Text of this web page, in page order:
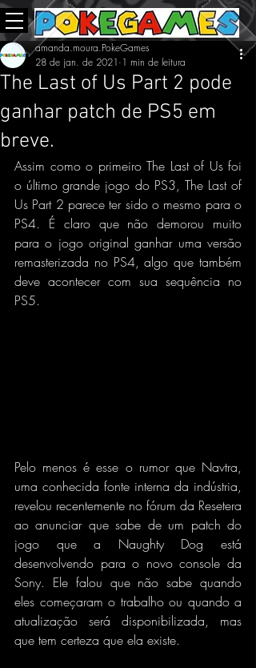
The Last of Us Part 2 pode
ganhar patch de PS5 em
breve.
amanda.moura.PokeGames
28 de jan. de 2021 1 min de leitura
Assim como o primeiro The Last of Us foi
o último grande jogo do PS3, The Last of
Us Part 2 parece ter sido o mesmo para o
PS4. É claro que não demorou muito
para o jogo original ganhar uma versão
remasterizada no PS4, algo que também
deve acontecer com sua sequência no
PS5.
Pelo menos é esse o rumor que Navtra,
uma conhecida fonte interna da indústria,
revelou recentemente no fórum da Resetera
ao anunciar que sabe de um patch do
jogo que a Naughty Dog está
desenvolvendo para o novo console da
Sony. Ele falou que não sabe quando
eles começaram o trabalho ou quando a
atualização será disponibilizada, mas
que tem certeza que ela existe.